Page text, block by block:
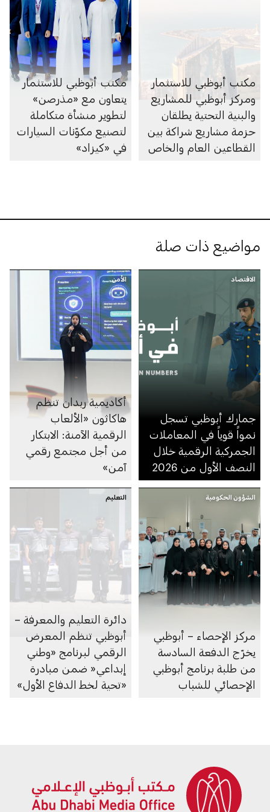
مكتب أبوظبي للاستثمار
ومركز أبوظبي للمشاريع
والبنية التحتية يطلقان
حزمة مشاريع شراكة بين
القطاعين العام والخاص
مكتب أبوظبي للاستثمار
يتعاون مع «مذرصن»
لتطوير منشأة متكاملة
لتصنيع مكوّنات السيارات
في «كيزاد»
مواضيع ذات صلة
الاقتصاد
جمارك أبوظبي تسجل
نمواً قوياً في المعاملات
الجمركية الرقمية خلال
النصف الأول من 2026
الأمن
أكاديمية ربدان تنظم
هاكاثون «الألعاب
الرقمية الآمنة: الابتكار
من أجل مجتمع رقمي
آمن»
الشؤون الحكومية
مركز الإحصاء – أبوظبي
يخرّج الدفعة السادسة
من طلبة برنامج أبوظبي
الإحصائي للشباب
التعليم
دائرة التعليم والمعرفة –
أبوظبي تنظم المعرض
الرقمي لبرنامج «وطني
إبداعي« ضمن مبادرة
«تحية لخط الدفاع الأول»